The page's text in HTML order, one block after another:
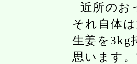
近所のお
それ自体
生姜を3kg
思います